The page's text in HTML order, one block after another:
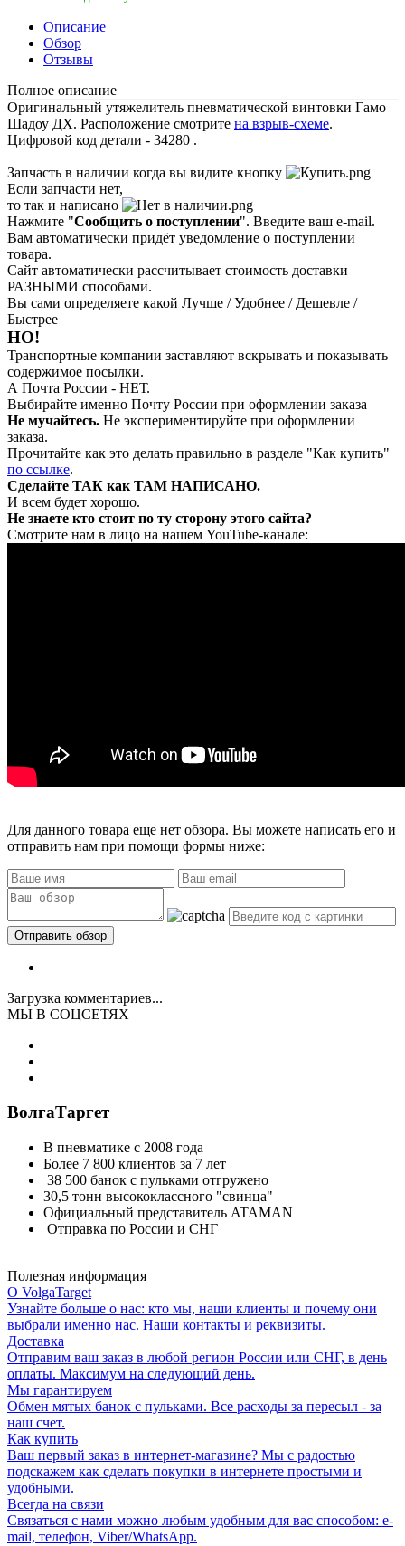
Описание
Обзор
Отзывы
Полное описание
Оригинальный утяжелитель пневматической винтовки Гамо
Шадоу ДХ. Расположение смотрите на взрыв-схеме.
Цифровой код детали - 34280 .
Запчасть в наличии когда вы видите кнопку
Если запчасти нет,
то так и написано
Нажмите "Сообщить о поступлении". Введите ваш e-mail.
Вам автоматически придёт уведомление о поступлении
товара.
Сайт автоматически рассчитывает стоимость доставки
РАЗНЫМИ способами.
Вы сами определяете какой Лучше / Удобнее / Дешевле /
Быстрее
НО!
Транспортные компании заставляют вскрывать и показывать
содержимое посылки.
А Почта России - НЕТ.
Выбирайте именно Почту России при оформлении заказа
Не мучайтесь. Не экспериментируйте при оформлении
заказа.
Прочитайте как это делать правильно в разделе "Как купить"
по ссылке.
Сделайте ТАК как ТАМ НАПИСАНО.
И всем будет хорошо.
Не знаете кто стоит по ту сторону этого сайта?
Смотрите нам в лицо на нашем YouTube-канале:
Для данного товара еще нет обзора. Вы можете написать его и
отправить нам при помощи формы ниже:
Загрузка комментариев...
МЫ В СОЦСЕТЯХ
ВолгаТаргет
В пневматике с 2008 года
Более 7 800 клиентов за 7 лет
38 500 банок с пульками отгружено
30,5 тонн высококлассного "свинца"
Официальный представитель ATAMAN
Отправка по России и СНГ
Полезная информация
О VolgaTarget
Узнайте больше о нас: кто мы, наши клиенты и почему они
выбрали именно нас. Наши контакты и реквизиты.
Доставка
Отправим ваш заказ в любой регион России или СНГ, в день
оплаты. Максимум на следующий день.
Мы гарантируем
Обмен мятых банок с пульками. Все расходы за пересыл - за
наш счет.
Как купить
Ваш первый заказ в интернет-магазине? Мы с радостью
подскажем как сделать покупки в интернете простыми и
удобными.
Всегда на связи
Связаться с нами можно любым удобным для вас способом: e-
mail, телефон, Viber/WhatsApp.